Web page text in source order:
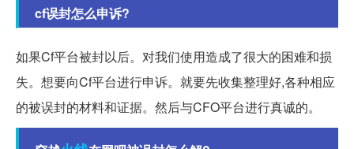
cf误封怎么申诉?
如果Cf平台被封以后。对我们使用造成了很大的困难和损
失。想要向Cf平台进行申诉。就要先收集整理好,各种相应
的被误封的材料和证据。然后与CFO平台进行真诚的。